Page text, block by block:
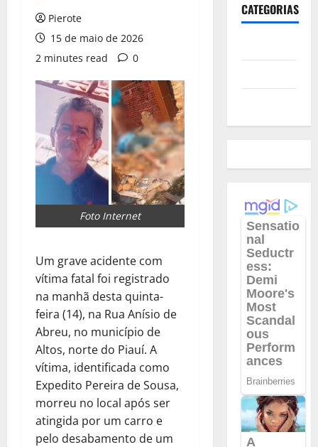
Pierote
15 de maio de 2026
2 minutes read
0
Foto Internet
Um grave acidente com
vítima fatal foi registrado
na manhã desta quinta-
feira (14), na Rua Anísio de
Abreu, no município de
Altos, norte do Piauí. A
vítima, identificada como
Expedito Pereira de Sousa,
morreu no local após ser
atingida por um carro e
pelo desabamento de um
CATEGORIAS